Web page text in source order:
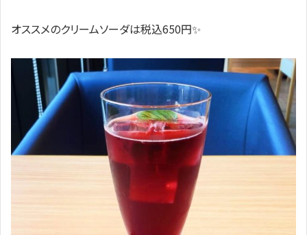
オススメのクリームソーダは税込650円✨